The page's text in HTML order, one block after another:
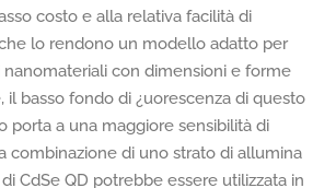
costo e alla relativa facilità di
lo rendono un modello adatto per
nanomateriali con dimensioni e forme
il basso fondo di ¿uorescenza di questo
porta a una maggiore sensibilità di
combinazione di uno strato di allumina
CdSe QD potrebbe essere utilizzata in